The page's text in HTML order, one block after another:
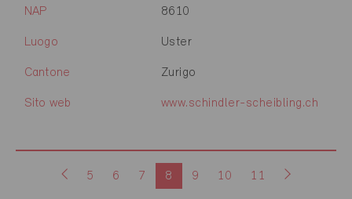
NAP 8610
Luogo Uster
Cantone Zurigo
Sito web www.schindler-scheibling.ch
5 6 7 8 9 10 11